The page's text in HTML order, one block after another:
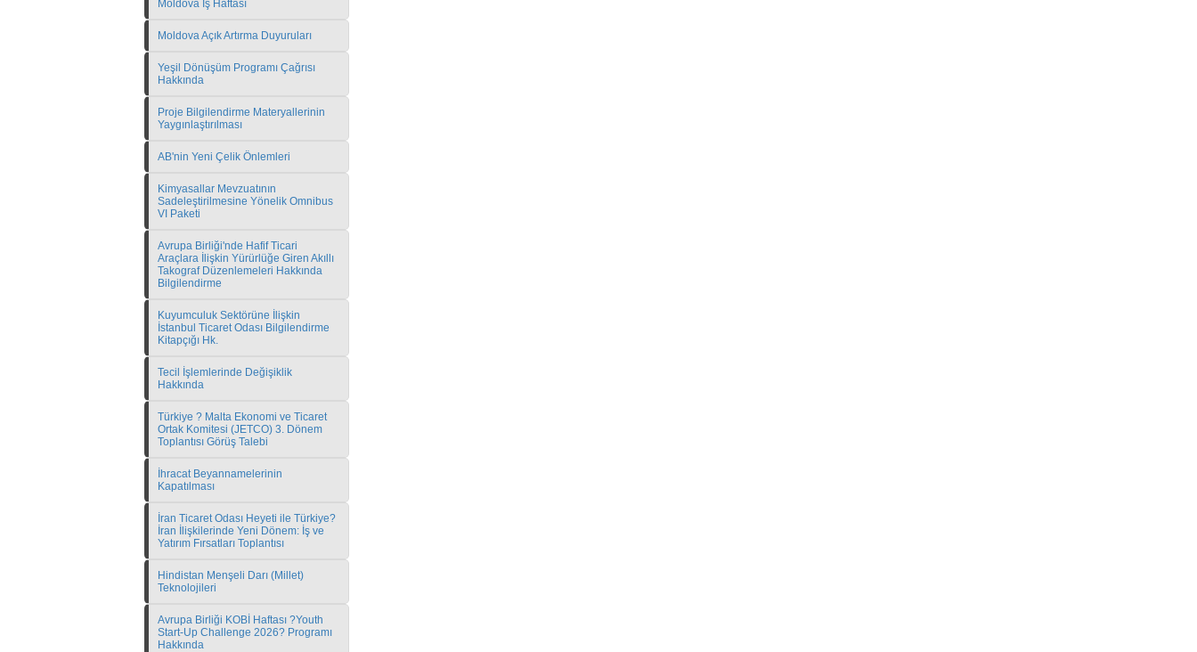
Moldova İş Haftası
Moldova Açık Artırma Duyuruları
Yeşil Dönüşüm Programı Çağrısı
Hakkında
Proje Bilgilendirme Materyallerinin
Yaygınlaştırılması
AB'nin Yeni Çelik Önlemleri
Kimyasallar Mevzuatının
Sadeleştirilmesine Yönelik Omnibus
VI Paketi
Avrupa Birliği'nde Hafif Ticari
Araçlara İlişkin Yürürlüğe Giren Akıllı
Takograf Düzenlemeleri Hakkında
Bilgilendirme
Kuyumculuk Sektörüne İlişkin
İstanbul Ticaret Odası Bilgilendirme
Kitapçığı Hk.
Tecil İşlemlerinde Değişiklik
Hakkında
Türkiye ? Malta Ekonomi ve Ticaret
Ortak Komitesi (JETCO) 3. Dönem
Toplantısı Görüş Talebi
İhracat Beyannamelerinin
Kapatılması
İran Ticaret Odası Heyeti ile Türkiye?
İran İlişkilerinde Yeni Dönem: İş ve
Yatırım Fırsatları Toplantısı
Hindistan Menşeli Darı (Millet)
Teknolojileri
Avrupa Birliği KOBİ Haftası ?Youth
Start-Up Challenge 2026? Programı
Hakkında